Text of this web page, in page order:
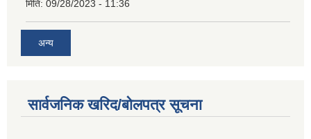
मिति: 09/28/2023 - 11:36
अन्य
सार्वजनिक खरिद/बोलपत्र सूचना